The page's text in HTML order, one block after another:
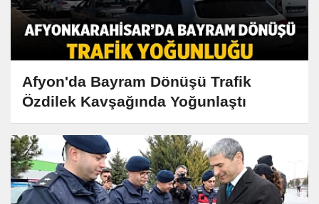
Afyon'da Bayram Dönüşü Trafik
Özdilek Kavşağında Yoğunlaştı